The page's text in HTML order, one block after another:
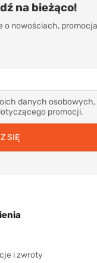
na bieżąco!
o nowościach,
danych
promocji.
i zwroty